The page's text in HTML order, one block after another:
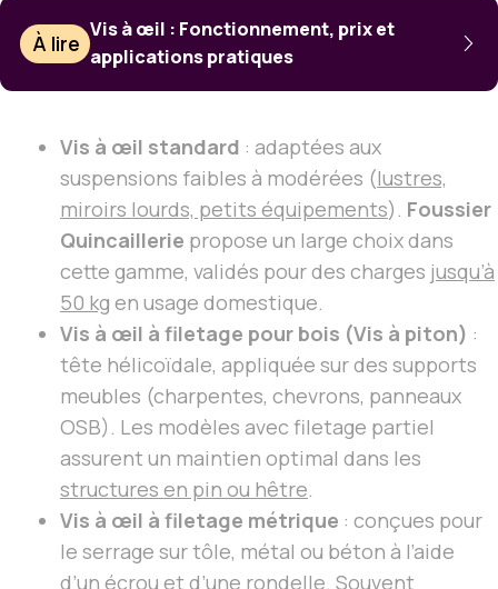
À lire
Vis à œil : Fonctionnement, prix et
applications pratiques
Vis à œil standard : adaptées aux
suspensions faibles à modérées (lustres,
miroirs lourds, petits équipements). Foussier
Quincaillerie propose un large choix dans
cette gamme, validés pour des charges jusqu’à
50 kg en usage domestique.
Vis à œil à filetage pour bois (Vis à piton) :
tête hélicoïdale, appliquée sur des supports
meubles (charpentes, chevrons, panneaux
OSB). Les modèles avec filetage partiel
assurent un maintien optimal dans les
structures en pin ou hêtre.
Vis à œil à filetage métrique : conçues pour
le serrage sur tôle, métal ou béton à l’aide
d’un écrou et d’une rondelle. Souvent